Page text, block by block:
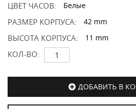
ЦВЕТ ЧАСОВ: Белые
РАЗМЕР КОРПУСА: 42 mm
ВЫСОТА КОРПУСА: 11 mm
КОЛ-ВО:
ДОБАВИТЬ В